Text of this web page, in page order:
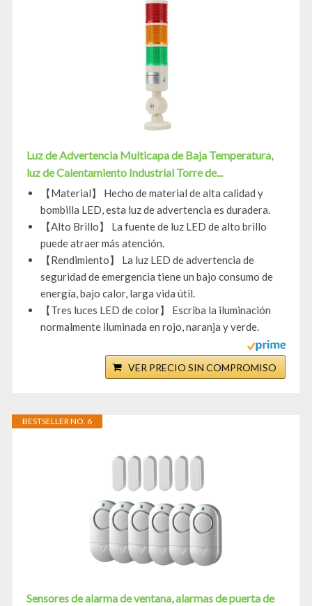
Luz de Advertencia Multicapa de Baja Temperatura,
luz de Calentamiento Industrial Torre de...
【Material】 Hecho de material de alta calidad y
bombilla LED, esta luz de advertencia es duradera.
【Alto Brillo】 La fuente de luz LED de alto brillo
puede atraer más atención.
【Rendimiento】 La luz LED de advertencia de
seguridad de emergencia tiene un bajo consumo de
energía, bajo calor, larga vida útil.
【Tres luces LED de color】 Escriba la iluminación
normalmente iluminada en rojo, naranja y verde.
VER PRECIO SIN COMPROMISO
BESTSELLER NO. 6
Sensores de alarma de ventana, alarmas de puerta de